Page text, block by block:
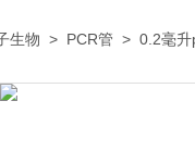
生物 > PCR管 > 0.2毫升